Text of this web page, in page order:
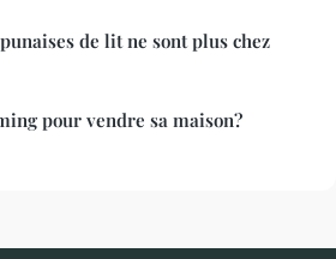
de lit ne sont plus chez
pour vendre sa maison?